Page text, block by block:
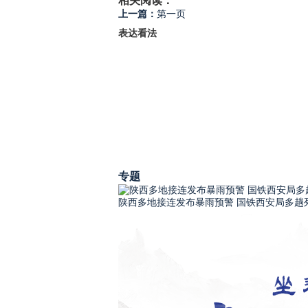
上一篇： 第一页
表达看法
专题
陕西多地接连发布暴雨预警 国铁西安局多趟